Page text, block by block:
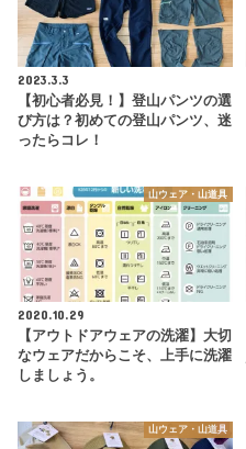
2023.3.3
【初心者必見！】登山パンツの選
び方は？初めての登山パンツ、迷
ったらコレ！
山ウェア・山道具
2020.10.29
【アウトドアウェアの洗濯】大切
なウェアだからこそ、上手に洗濯
しましょう。
山ウェア・山道具